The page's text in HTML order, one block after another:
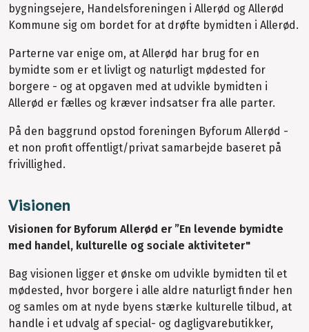
bygningsejere, Handelsforeningen i Allerød og Allerød
Kommune sig om bordet for at drøfte bymidten i Allerød.
Parterne var enige om, at Allerød har brug for en
bymidte som er et livligt og naturligt mødested for
borgere - og at opgaven med at udvikle bymidten i
Allerød er fælles og kræver indsatser fra alle parter.
På den baggrund opstod foreningen Byforum Allerød -
et non profit offentligt/privat samarbejde baseret på
frivillighed.
Visionen
Visionen for Byforum Allerød er ”En levende bymidte
med handel, kulturelle og sociale aktiviteter"
Bag visionen ligger et ønske om udvikle bymidten til et
mødested, hvor borgere i alle aldre naturligt finder hen
og samles om at nyde byens stærke kulturelle tilbud, at
handle i et udvalg af special- og dagligvarebutikker,